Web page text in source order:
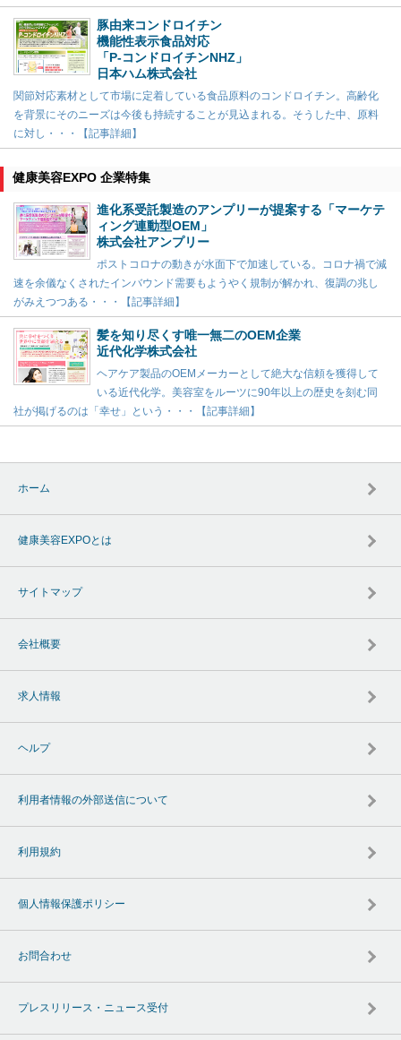
豚由来コンドロイチン
機能性表示食品対応
「P-コンドロイチンNHZ」
日本ハム株式会社
関節対応素材として市場に定着している食品原料のコンドロイチン。高齢化
を背景にそのニーズは今後も持続することが見込まれる。そうした中、原料
に対し・・・【記事詳細】
健康美容EXPO 企業特集
進化系受託製造のアンプリーが提案する「マーケテ
ィング連動型OEM」
株式会社アンプリー
ポストコロナの動きが水面下で加速している。コロナ禍で減
速を余儀なくされたインバウンド需要もようやく規制が解かれ、復調の兆し
がみえつつある・・・【記事詳細】
髪を知り尽くす唯一無二のOEM企業
近代化学株式会社
ヘアケア製品のOEMメーカーとして絶大な信頼を獲得して
いる近代化学。美容室をルーツに90年以上の歴史を刻む同
社が掲げるのは「幸せ」という・・・【記事詳細】
ホーム
健康美容EXPOとは
サイトマップ
会社概要
求人情報
ヘルプ
利用者情報の外部送信について
利用規約
個人情報保護ポリシー
お問合わせ
プレスリリース・ニュース受付